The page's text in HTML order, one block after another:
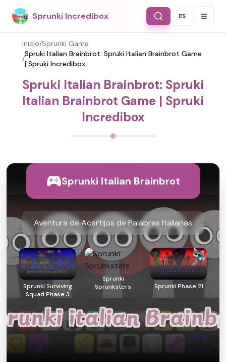
Sprunki Incredibox Select
ES
Inicio/Sprunki Game
/
Spruki Italian Brainbrot: Spruki Italian Brainbrot Game
| Spruki Incredibox
Spruki Italian Brainbrot: Spruki
Italian Brainbrot Game | Spruki
Incredibox
Sprunki Italian Brainbrot
Aventura de Acertijos de Palabras Italianas
Sprunki Surviving
Squad Phase 3
Sprunki
Sprunksters
Sprunki Phase 21